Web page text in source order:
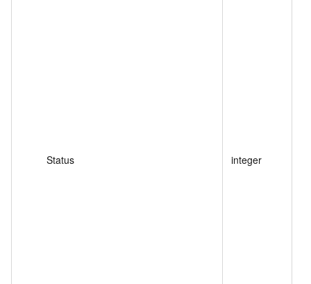
Status integer